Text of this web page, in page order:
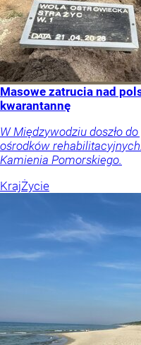
Masowe zatrucia nad
kwarantannę
W Międzywodziu doszło
ośrodków
Kamienia Pomorskiego.
KrajŻycie